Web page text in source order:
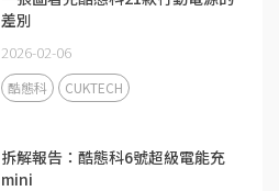
差別
2026-02-06
酷態科 CUKTECH
拆解報告：酷態科6號超級電能充
mini